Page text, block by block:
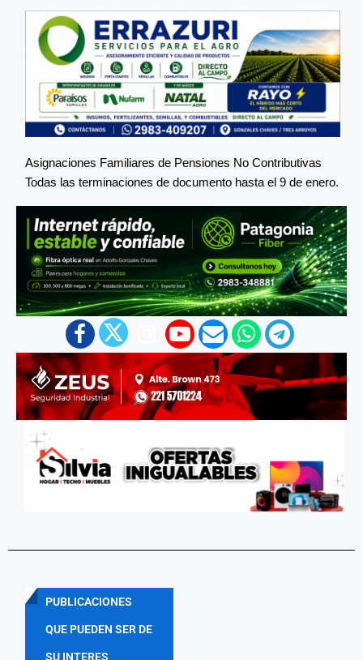
Asignaciones Familiares de Pensiones No Contributivas
Todas las terminaciones de documento hasta el 9 de enero.
PUBLICACIONES
QUE PUEDEN SER DE
SU INTERES